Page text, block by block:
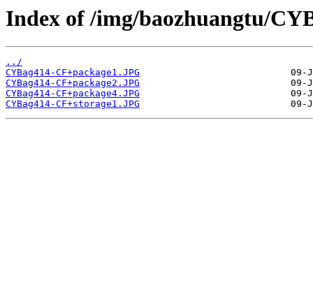
Index of /img/baozhuangtu/
../
CYBag414-CF+package1.JPG
CYBag414-CF+package2.JPG
CYBag414-CF+package4.JPG
CYBag414-CF+storage1.JPG